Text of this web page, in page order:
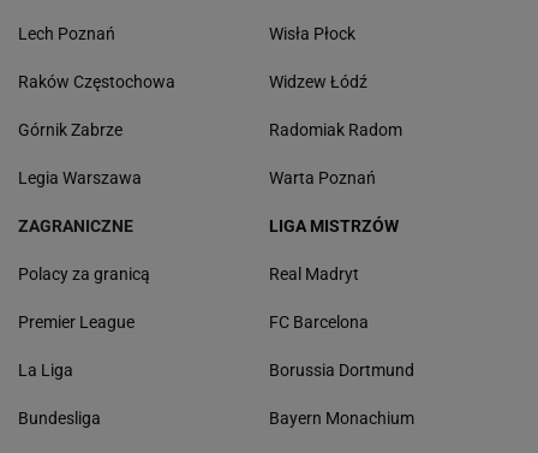
Lech Poznań
Raków Częstochowa
Górnik Zabrze
Legia Warszawa
Wisła Płock
Widzew Łódź
Radomiak Radom
Warta Poznań
ZAGRANICZNE
Polacy za granicą
Premier League
La Liga
Bundesliga
LIGA MISTRZÓW
Real Madryt
FC Barcelona
Borussia Dortmund
Bayern Monachium